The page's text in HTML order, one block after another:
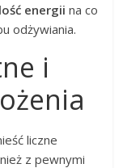
energii na co
odżywiania.
i
liczne
z pewnymi